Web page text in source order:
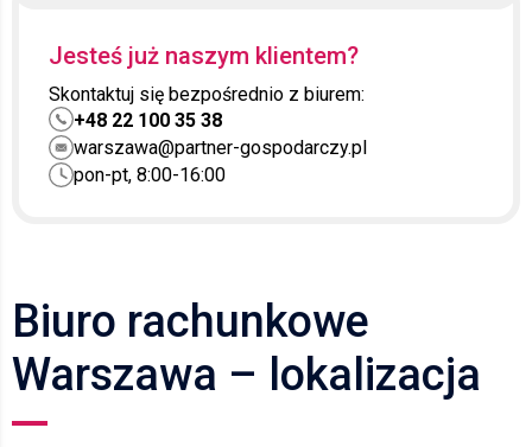
Jesteś już naszym klientem?
Skontaktuj się bezpośrednio z biurem:
+48 22 100 35 38
warszawa@partner-gospodarczy.pl
pon-pt, 8:00-16:00
Biuro rachunkowe
Warszawa – lokalizacja